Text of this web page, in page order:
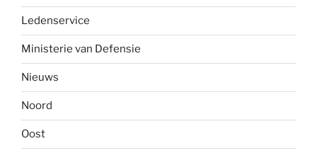
Ledenservice
Ministerie van Defensie
Nieuws
Noord
Oost